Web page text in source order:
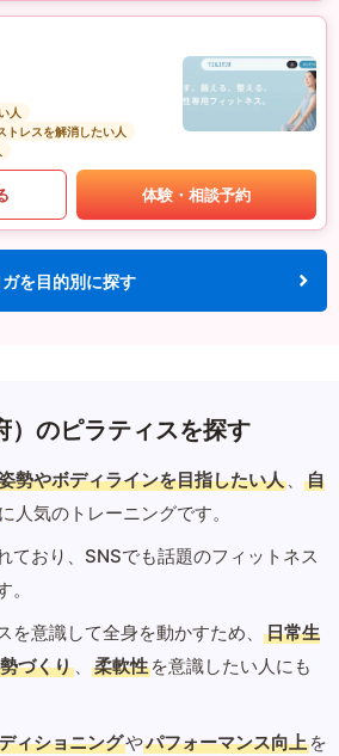
人
トレスを解消したい人
体験・相談予約
を目的別に探す
）のピラティスを探す
勢やボディラインを目指したい人 、
自
に人気のトレーニングです。
ており、SNSでも話題のフィットネス
意識して全身を動かすため、
日常生
づくり 、 柔軟性 を意識したい人にも
ィショニングやパフォーマンス向上 を